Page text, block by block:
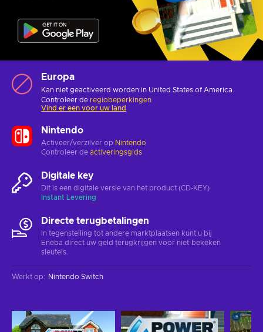
Europa
Kan niet geactiveerd worden in United States of America.
Controleer de regiobeperkingen
Vind er een voor uw land
Nintendo
Activeer/verzilver op Nintendo
Controleer de activeringsgids
Digitale key
Dit is een digitale versie van het product (CD-KEY)
Instant Levering
Directe terugbetalingen
In tegenstelling tot andere marktplaatsen kunt u bij
Eneba direct uw geld terugkrijgen voor niet-bekeken
sleutels.
Werkt op: Nintendo Switch